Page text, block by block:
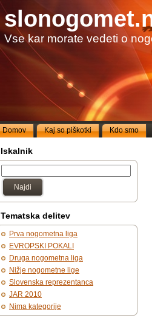
Vse kar morate vedeti o
Domov Kaj so piškotki Kdo smo
Iskalnik
Najdi
Tematska delitev
Prva nogometna liga
EVROPSKI POKALI
Druga nogometna liga
Nižje nogometne lige
Slovenska reprezentanca
JAR 2010
Nima kategorije